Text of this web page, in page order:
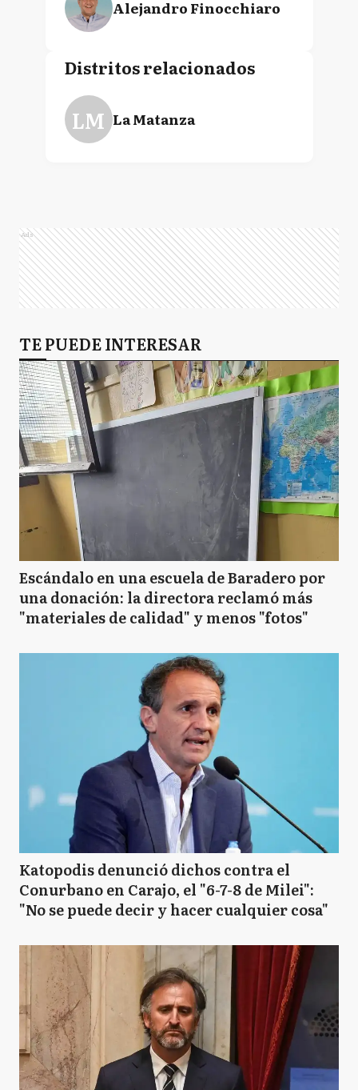
Alejandro Finocchiaro
Distritos relacionados
LM La Matanza
Ads
TE PUEDE INTERESAR
Escándalo en una escuela de Baradero por
una donación: la directora reclamó más
"materiales de calidad" y menos "fotos"
Katopodis denunció dichos contra el
Conurbano en Carajo, el "6-7-8 de Milei":
"No se puede decir y hacer cualquier cosa"